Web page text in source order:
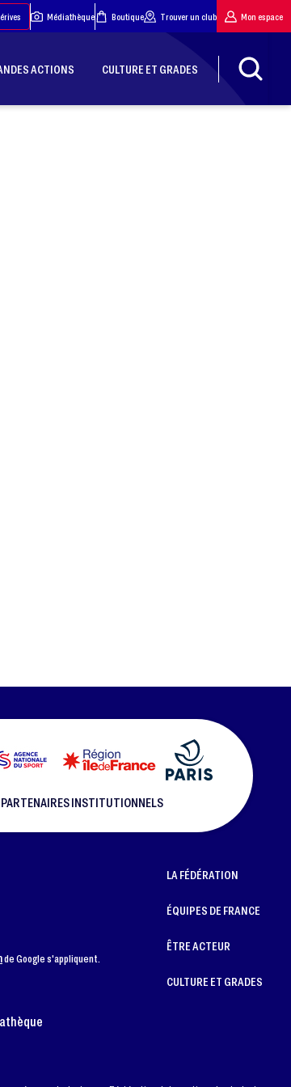
Médiathèque Boutique Trouver un club Mon espace
ACTIONS CULTURE ET GRADES
PARTENAIRES INSTITUTIONNELS
de Google s'appliquent.
LA FÉDÉRATION
ÉQUIPES DE FRANCE
ÊTRE ACTEUR
CULTURE ET GRADES